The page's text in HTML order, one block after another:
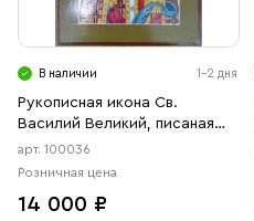
В наличии 1-2 дня
Рукописная икона Св.
Василий Великий, писаная
икона
арт. 100036
Розничная цена
14 000 ₽